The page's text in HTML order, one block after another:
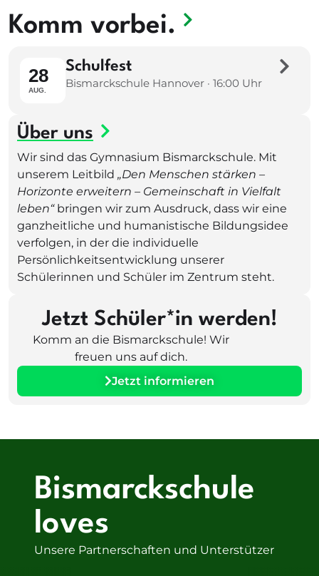
Über uns
Wir sind das Gymnasium Bismarckschule. Mit
unserem Leitbild „Den Menschen stärken –
Horizonte erweitern – Gemeinschaft in Vielfalt
leben“ bringen wir zum Ausdruck, dass wir eine
ganzheitliche und humanistische Bildungsidee
verfolgen, in der die individuelle
Persönlichkeitsentwicklung unserer
Schülerinnen und Schüler im Zentrum steht.
Jetzt Schüler*in werden!
Komm an die Bismarckschule! Wir
freuen uns auf dich.
Jetzt informieren
Komm vorbei.
28
AUG.
Schulfest
Bismarckschule Hannover · 16:00 Uhr
Bismarckschule
loves
Unsere Partnerschaften und Unterstützer